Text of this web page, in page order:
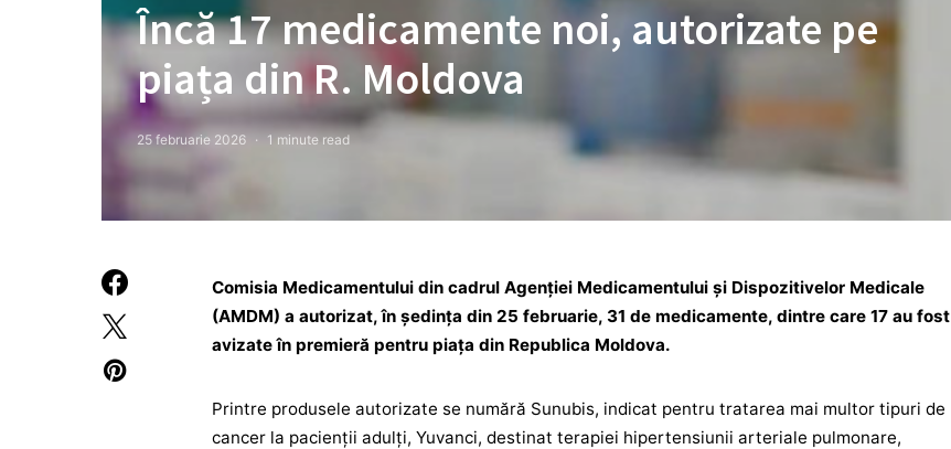
Încă 17 medicamente noi, autorizate pe
piața din R. Moldova
25 februarie 2026 1 minute read
Comisia Medicamentului din cadrul Agenției Medicamentului și Dispozitivelor Medicale
(AMDM) a autorizat, în ședința din 25 februarie, 31 de medicamente, dintre care 17 au fost
avizate în premieră pentru piața din Republica Moldova.
Printre produsele autorizate se numără Sunubis, indicat pentru tratarea mai multor tipuri de
cancer la pacienții adulți, Yuvanci, destinat terapiei hipertensiunii arteriale pulmonare,